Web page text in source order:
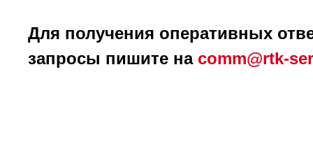
Для получения оперативных
запросы пишите на comm@rtk-